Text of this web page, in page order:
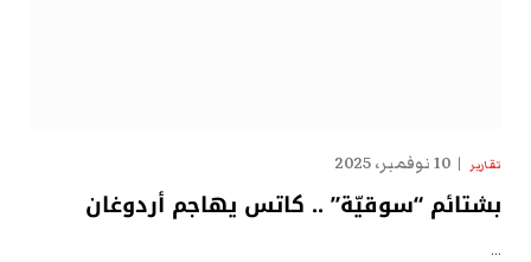
تقارير 10 نوفمبر، 2025
بشتائم “سوقيّة” .. كاتس يهاجم أردوغان
…